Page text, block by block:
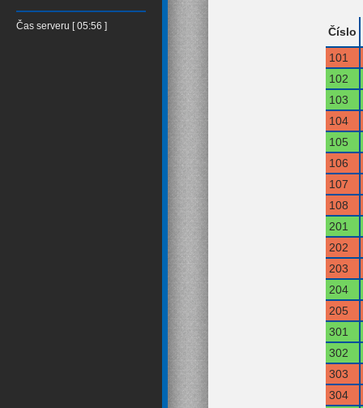
Čas serveru [ 05:56 ]
Číslo
101
102
103
104
105
106
107
108
201
202
203
204
205
301
302
303
304